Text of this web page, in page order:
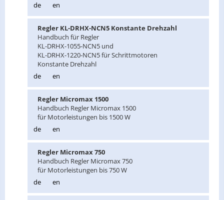
de
en
Reg­ler KL-DRHX-NCN5 Kon­stan­te Dreh­zahl
Hand­buch für Reg­ler
KL-DRHX-1055-NCN5 und
KL-DRHX-1220-NCN5 für Schritt­mo­to­ren
Kon­stan­te Dreh­zahl
de
en
Reg­ler Mi­cro­max 1500
Hand­buch Reg­ler Mi­cro­max 1500
für Mo­tor­leis­tun­gen bis 1500 W
de
en
Reg­ler Mi­cro­max 750
Hand­buch Reg­ler Mi­cro­max 750
für Mo­tor­leis­tun­gen bis 750 W
de
en